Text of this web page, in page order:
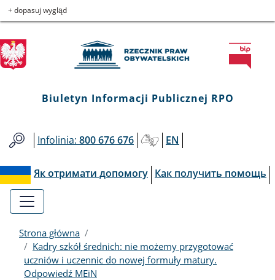
Przejdź
do
menu
głównego
Przejdź
do
treści
Przejdź
to
informacji
o
kontakcie
Przejdź
do
mapy
serwisu
Biuletyn
Informacji
Publicznej
RPO
+ dopasuj wygląd
Biuletyn Informacji Publicznej RPO
Infolinia: 800 676 676 EN
Як отримати допомогу Как получить помощь
Strona główna
Kadry szkół średnich: nie możemy przygotować
uczniów i uczennic do nowej formuły matury.
Odpowiedź MEiN